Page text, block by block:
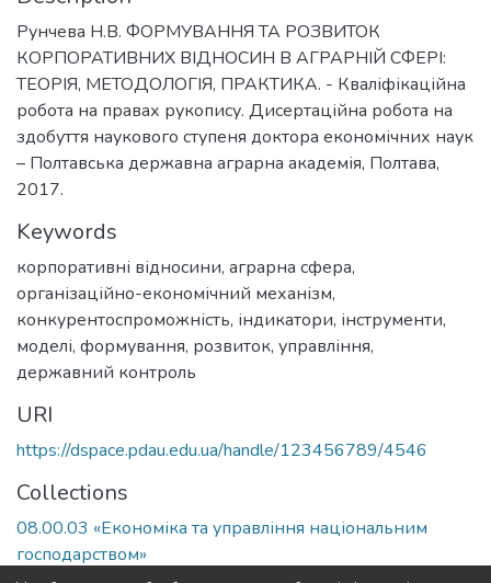
Рунчева Н.В. ФОРМУВАННЯ ТА РОЗВИТОК
КОРПОРАТИВНИХ ВІДНОСИН В АГРАРНІЙ СФЕРІ:
ТЕОРІЯ, МЕТОДОЛОГІЯ, ПРАКТИКА. - Кваліфікаційна
робота на правах рукопису. Дисертаційна робота на
здобуття наукового ступеня доктора економічних наук
– Полтавська державна аграрна академія, Полтава,
2017.
Keywords
корпоративні відносини, аграрна сфера,
організаційно-економічний механізм,
конкурентоспроможність, індикатори, інструменти,
моделі, формування, розвиток, управління,
державний контроль
URI
https://dspace.pdau.edu.ua/handle/123456789/4546
Collections
08.00.03 «Економіка та управління національним
господарством»